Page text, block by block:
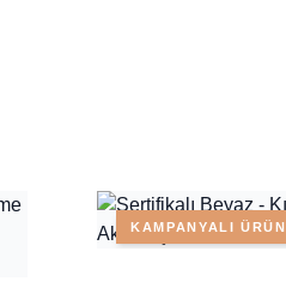
KAMPANYALI ÜRÜN